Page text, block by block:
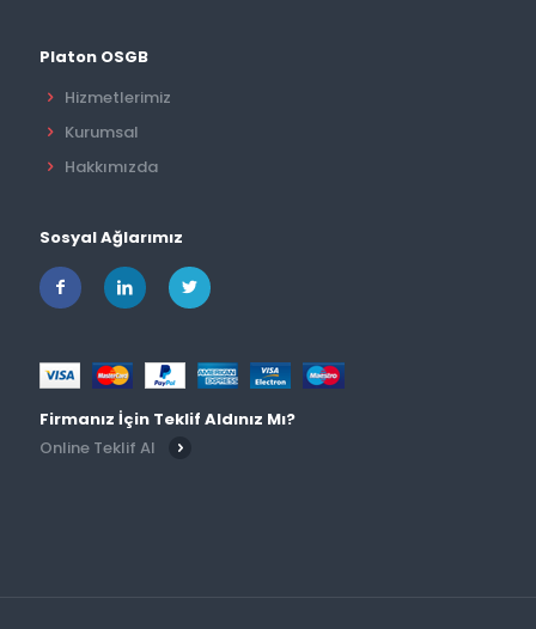
Platon OSGB
Hizmetlerimiz
Kurumsal
Hakkımızda
Sosyal Ağlarımız
Firmanız İçin Teklif Aldınız Mı?
Online Teklif Al